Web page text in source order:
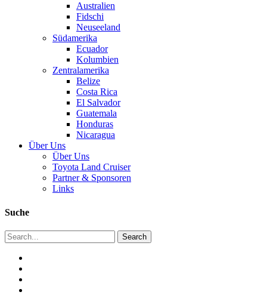
Australien
Fidschi
Neuseeland
Südamerika
Ecuador
Kolumbien
Zentralamerika
Belize
Costa Rica
El Salvador
Guatemala
Honduras
Nicaragua
Über Uns
Über Uns
Toyota Land Cruiser
Partner & Sponsoren
Links
Suche